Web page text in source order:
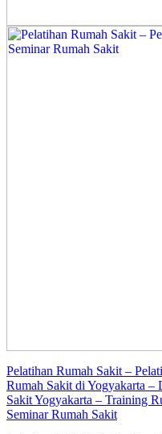
Pelatihan Rumah Sakit –
Rumah Sakit di Yogyakarta
Sakit Yogyakarta – Training
Seminar Rumah Sakit